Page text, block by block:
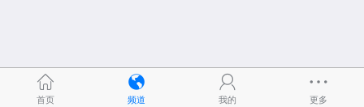
首页 频道 我的 更多